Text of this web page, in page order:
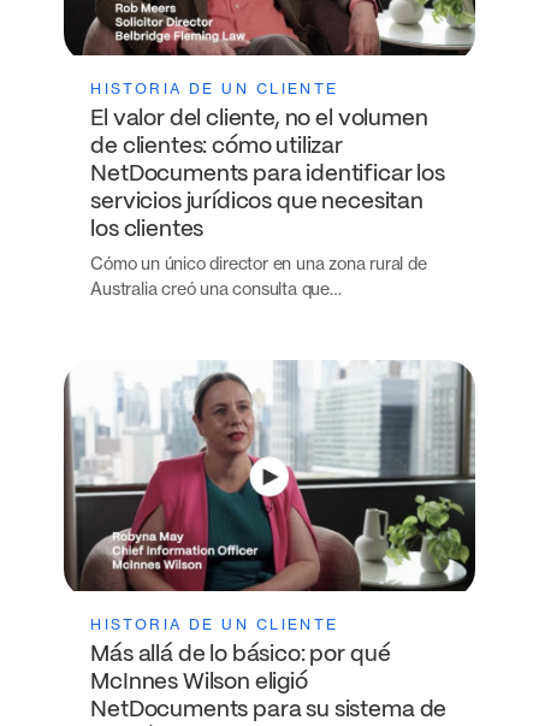
HISTORIA DE UN CLIENTE
El valor del cliente, no el volumen
de clientes: cómo utilizar
NetDocuments para identificar los
servicios jurídicos que necesitan
los clientes
Cómo un único director en una zona rural de
Australia creó una consulta que…
HISTORIA DE UN CLIENTE
Más allá de lo básico: por qué
McInnes Wilson eligió
NetDocuments para su sistema de